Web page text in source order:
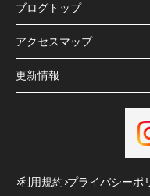
ブログトップ
アクセスマップ
更新情報
利用規約 プライバシーポ